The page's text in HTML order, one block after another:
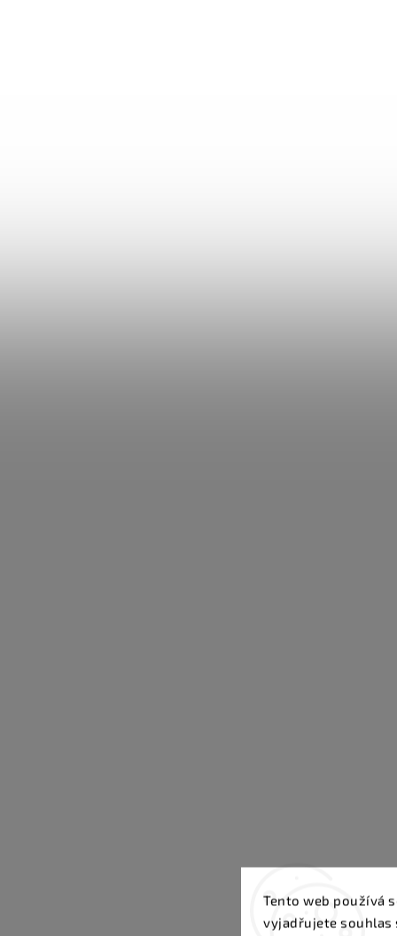
Tento web používá
vyjadřujete souhlas